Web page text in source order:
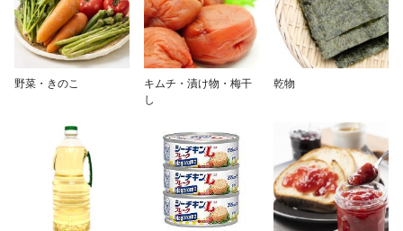
野菜・きのこ
キムチ・漬け物・梅干
し
乾物